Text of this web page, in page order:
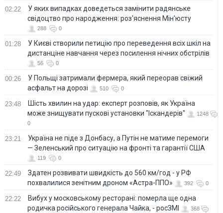
02:22
У яких випадках доведеться замінити радянське
свідоцтво про народження: роз'яснення Мін'юсту
288 0
01:28
У Києві створили петицію про переведення всіх шкіл на
дистанціне навчання через посилення нічних обстрілів
56 0
00:26
У Польщі затримали фермера, який переорав свіжий
асфальт на дорозі
510 0
23:48
Шість хвилин на удар: експерт розповів, як Україна
може знищувати пускові установки "Іскандерів"
1248
0
23:21
Україна не піде з Донбасу, а Путін не матиме перемоги
— Зеленський про ситуацію на фронті та гарантії США
119 0
22:49
Здатен розвивати швидкість до 560 км/год - у РФ
похвалилися зенітним дроном «Астра-ППО»
392 0
22:22
Вибух у московському ресторані: померла ще одна
родичка російського генерала Чайка, - росЗМІ
368